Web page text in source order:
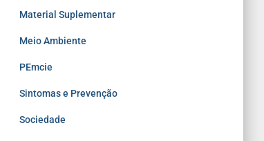
Material Suplementar
Meio Ambiente
PEmcie
Sintomas e Prevenção
Sociedade